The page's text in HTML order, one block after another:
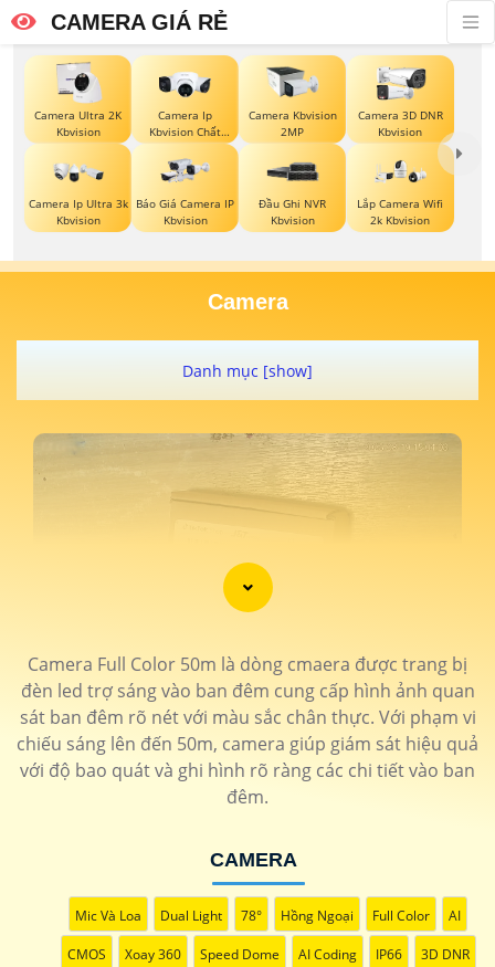
CAMERA GIÁ RẺ
Camera Ultra 2K
Kbvision
Camera Ip
Kbvision Chất
Lượng
Camera Kbvision
2MP
Camera 3D DNR
Kbvision
Camera Ip Ultra 3k
Kbvision
Báo Giá Camera IP
Kbvision
Đầu Ghi NVR
Kbvision
Lắp Camera Wifi
2k Kbvision
Camera
Camera Full Color 50m là dòng cmaera được trang bị
đèn led trợ sáng vào ban đêm cung cấp hình ảnh quan
sát ban đêm rõ nét với màu sắc chân thực. Với phạm vi
chiếu sáng lên đến 50m, camera giúp giám sát hiệu quả
với độ bao quát và ghi hình rõ ràng các chi tiết vào ban
đêm.
CAMERA
Mic Và Loa Dual Light 78° Hồng Ngoại Full Color AI
CMOS Xoay 360 Speed Dome AI Coding IP66 3D DNR